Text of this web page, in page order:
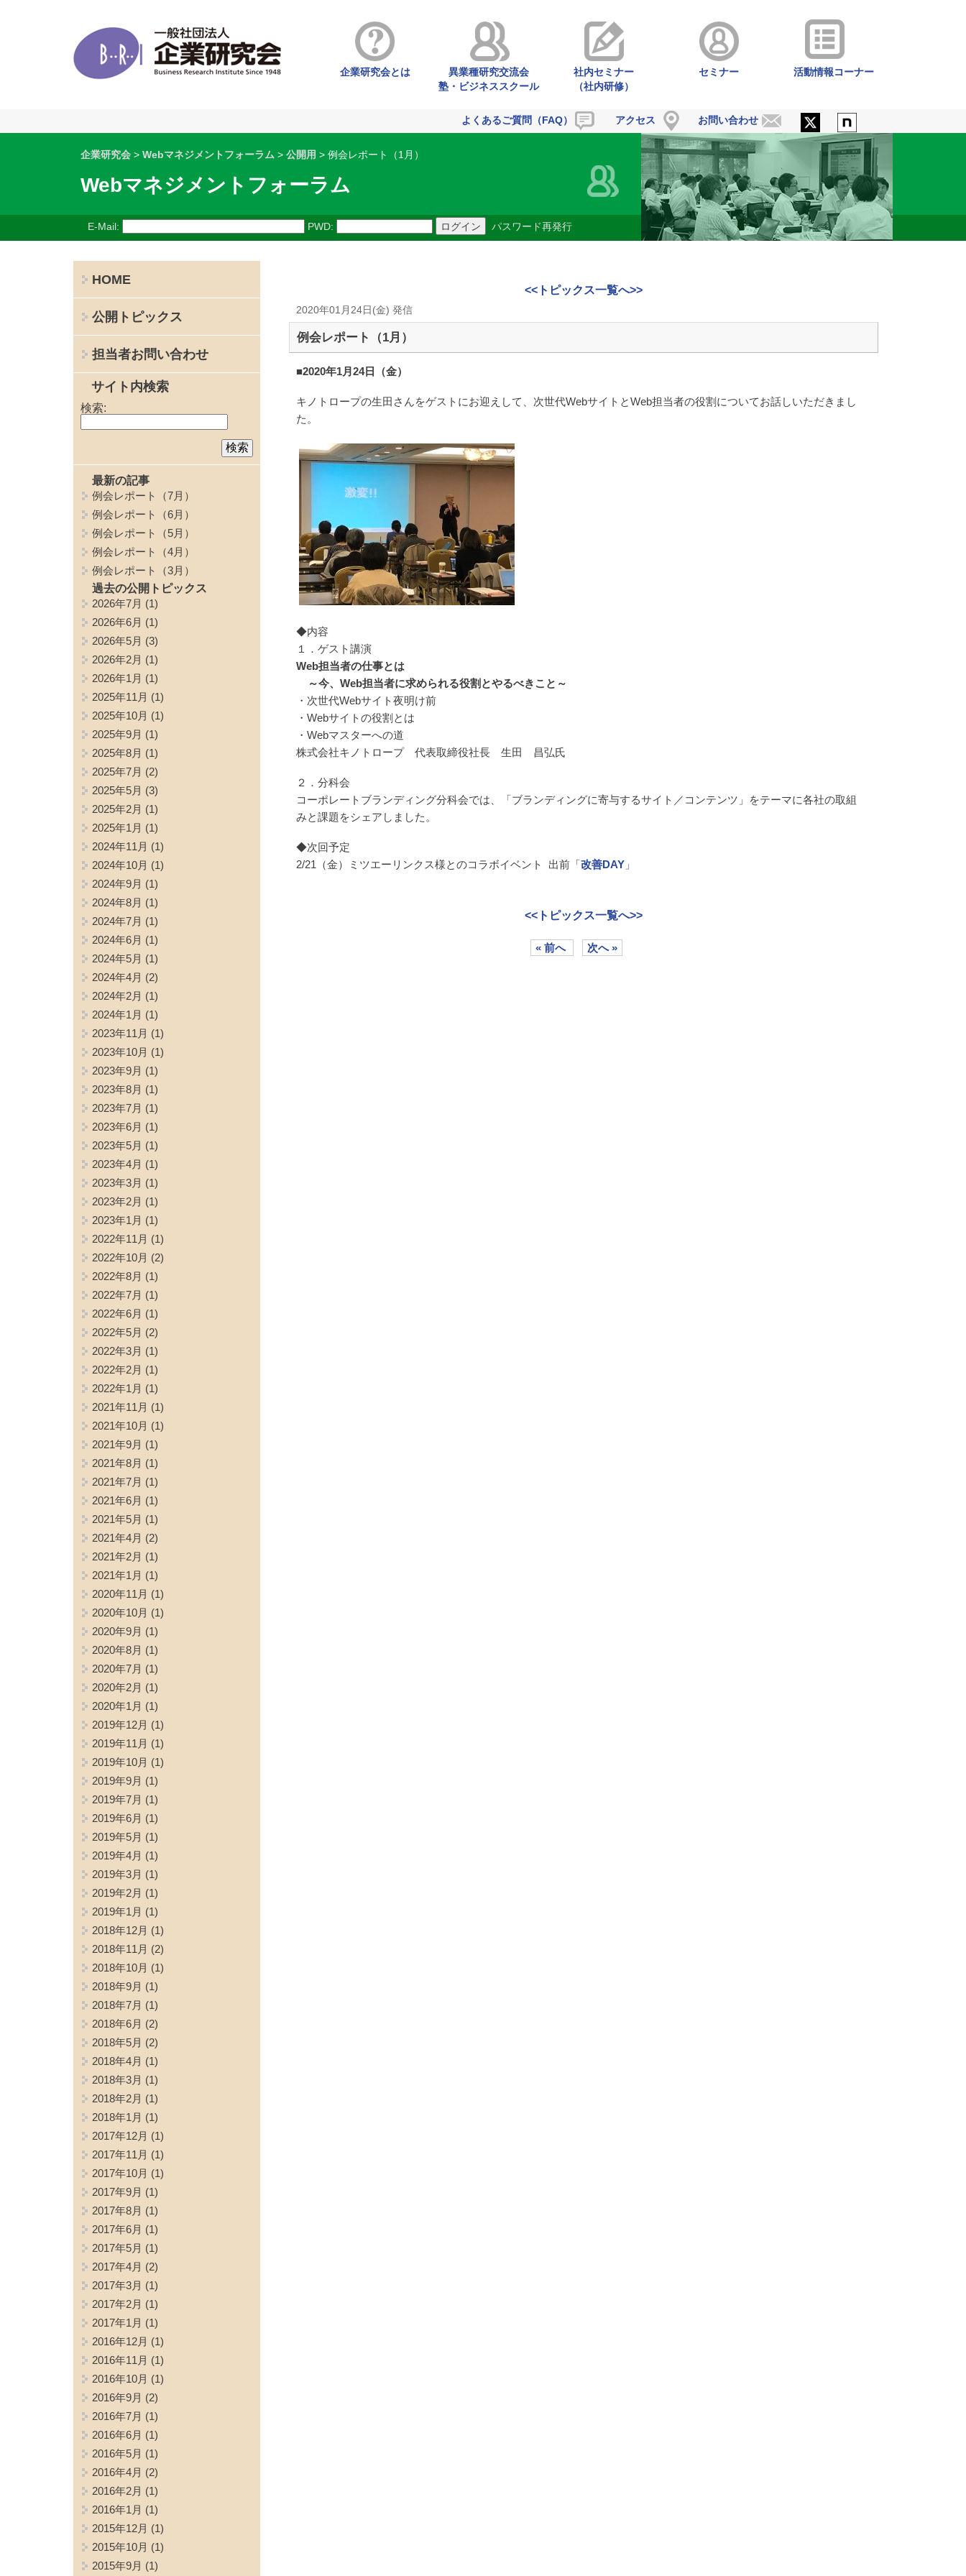
企業研究会とは
異業種研究交流会
塾・ビジネススクール
社内セミナー
（社内研修）
セミナー 活動情報コーナー
お問い合わせ
アクセス
よくあるご質問（FAQ）
企業研究会 > Webマネジメントフォーラム > 公開用 > 例会レポート（1月）
Webマネジメントフォーラム
E-Mail: PWD: パスワード再発行
<<トピックス一覧へ>>
2020年01月24日(金) 発信
例会レポート（1月）
■2020年1月24日（金）
キノトロープの生田さんをゲストにお迎えして、次世代WebサイトとWeb担当者の役割についてお話しいただきまし
た。
◆内容
１．ゲスト講演
Web担当者の仕事とは
～今、Web担当者に求められる役割とやるべきこと～
・次世代Webサイト夜明け前
・Webサイトの役割とは
・Webマスターへの道
株式会社キノトロープ 代表取締役社長 生田 昌弘氏
２．分科会
コーポレートブランディング分科会では、「ブランディングに寄与するサイト／コンテンツ」をテーマに各社の取組
みと課題をシェアしました。
◆次回予定
2/21（金）ミツエーリンクス様とのコラボイベント 出前「改善DAY 」
<<トピックス一覧へ>>
« 前へ 次へ »
HOME
公開トピックス
担当者お問い合わせ
サイト内検索
検索:
最新の記事
例会レポート（7月）
例会レポート（6月）
例会レポート（5月）
例会レポート（4月）
例会レポート（3月）
過去の公開トピックス
2026年7月 (1)
2026年6月 (1)
2026年5月 (3)
2026年2月 (1)
2026年1月 (1)
2025年11月 (1)
2025年10月 (1)
2025年9月 (1)
2025年8月 (1)
2025年7月 (2)
2025年5月 (3)
2025年2月 (1)
2025年1月 (1)
2024年11月 (1)
2024年10月 (1)
2024年9月 (1)
2024年8月 (1)
2024年7月 (1)
2024年6月 (1)
2024年5月 (1)
2024年4月 (2)
2024年2月 (1)
2024年1月 (1)
2023年11月 (1)
2023年10月 (1)
2023年9月 (1)
2023年8月 (1)
2023年7月 (1)
2023年6月 (1)
2023年5月 (1)
2023年4月 (1)
2023年3月 (1)
2023年2月 (1)
2023年1月 (1)
2022年11月 (1)
2022年10月 (2)
2022年8月 (1)
2022年7月 (1)
2022年6月 (1)
2022年5月 (2)
2022年3月 (1)
2022年2月 (1)
2022年1月 (1)
2021年11月 (1)
2021年10月 (1)
2021年9月 (1)
2021年8月 (1)
2021年7月 (1)
2021年6月 (1)
2021年5月 (1)
2021年4月 (2)
2021年2月 (1)
2021年1月 (1)
2020年11月 (1)
2020年10月 (1)
2020年9月 (1)
2020年8月 (1)
2020年7月 (1)
2020年2月 (1)
2020年1月 (1)
2019年12月 (1)
2019年11月 (1)
2019年10月 (1)
2019年9月 (1)
2019年7月 (1)
2019年6月 (1)
2019年5月 (1)
2019年4月 (1)
2019年3月 (1)
2019年2月 (1)
2019年1月 (1)
2018年12月 (1)
2018年11月 (2)
2018年10月 (1)
2018年9月 (1)
2018年7月 (1)
2018年6月 (2)
2018年5月 (2)
2018年4月 (1)
2018年3月 (1)
2018年2月 (1)
2018年1月 (1)
2017年12月 (1)
2017年11月 (1)
2017年10月 (1)
2017年9月 (1)
2017年8月 (1)
2017年6月 (1)
2017年5月 (1)
2017年4月 (2)
2017年3月 (1)
2017年2月 (1)
2017年1月 (1)
2016年12月 (1)
2016年11月 (1)
2016年10月 (1)
2016年9月 (2)
2016年7月 (1)
2016年6月 (1)
2016年5月 (1)
2016年4月 (2)
2016年2月 (1)
2016年1月 (1)
2015年12月 (1)
2015年10月 (1)
2015年9月 (1)